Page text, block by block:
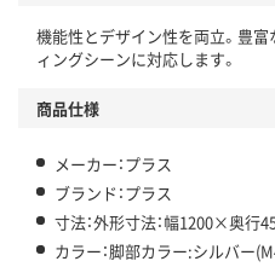
機能性とデザイン性を両立。豊
ィングシーンに対応します。
商品仕様
メーカー：プラス
ブランド：プラス
寸法：外形寸法：幅1200×奥
カラー：脚部カラー:シルバー